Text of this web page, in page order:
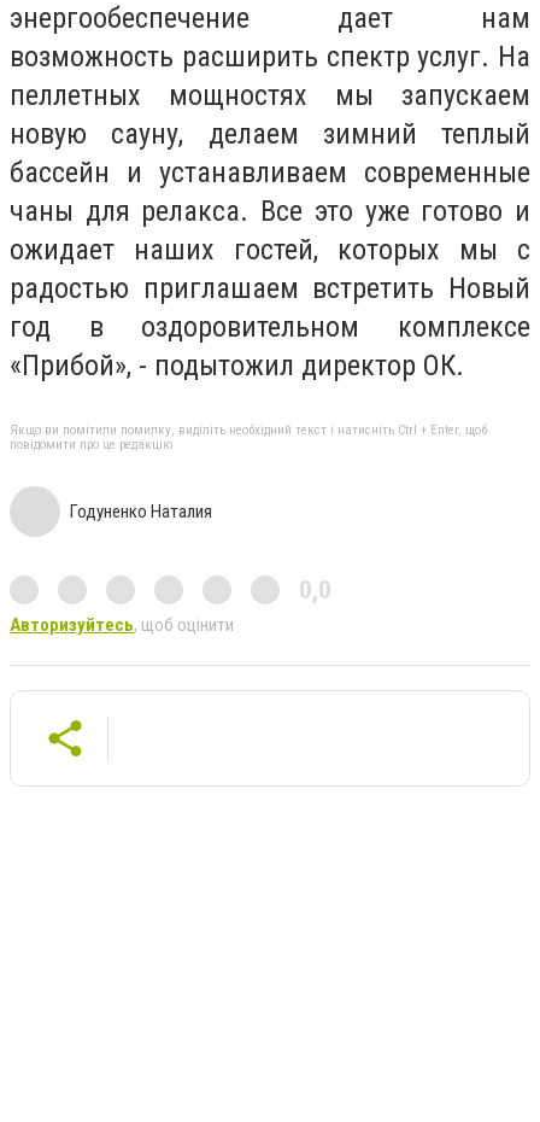
энергообеспечение дает нам
возможность расширить спектр услуг. На
пеллетных мощностях мы запускаем
новую сауну, делаем зимний теплый
бассейн и устанавливаем современные
чаны для релакса. Все это уже готово и
ожидает наших гостей, которых мы с
радостью приглашаем встретить Новый
год в оздоровительном комплексе
«Прибой», - подытожил директор ОК.
Якщо ви помітили помилку, виділіть необхідний текст і натисніть Ctrl + Enter, щоб
повідомити про це редакцію
Годуненко Наталия
0,0
Авторизуйтесь, щоб оцінити